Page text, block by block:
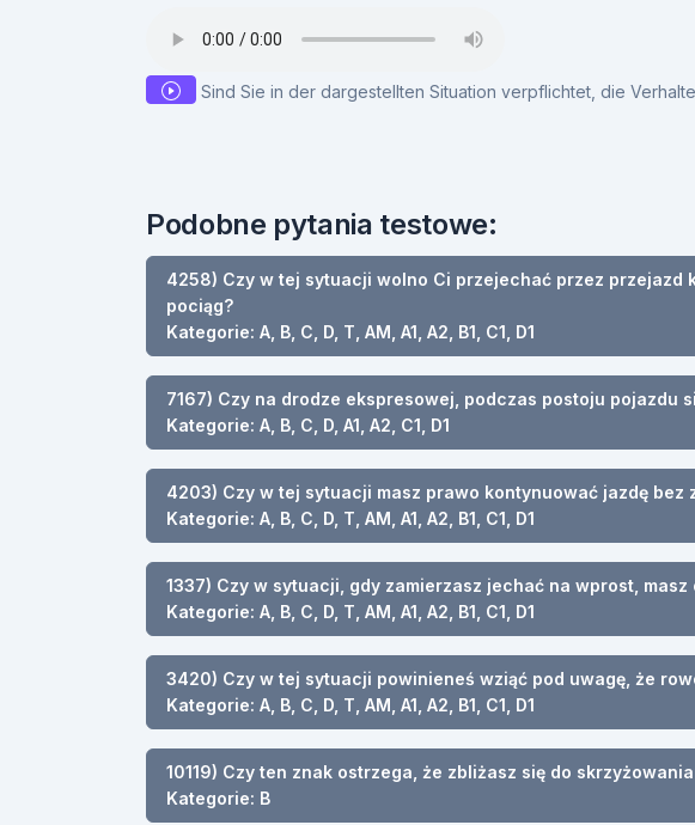
Sind Sie in der dargestellten Situation verpflichtet, die
Podobne pytania testowe:
4258) Czy w tej sytuacji wolno Ci przejechać przez przejazd
pociąg?
Kategorie: A, B, C, D, T, AM, A1, A2, B1, C1, D1
7167) Czy na drodze ekspresowej, podczas postoju pojazdu
Kategorie: A, B, C, D, A1, A2, C1, D1
4203) Czy w tej sytuacji masz prawo kontynuować jazdę
Kategorie: A, B, C, D, T, AM, A1, A2, B1, C1, D1
1337) Czy w sytuacji, gdy zamierzasz jechać na wprost,
Kategorie: A, B, C, D, T, AM, A1, A2, B1, C1, D1
3420) Czy w tej sytuacji powinieneś wziąć pod uwagę, że
Kategorie: A, B, C, D, T, AM, A1, A2, B1, C1, D1
10119) Czy ten znak ostrzega, że zbliżasz się do
Kategorie: B